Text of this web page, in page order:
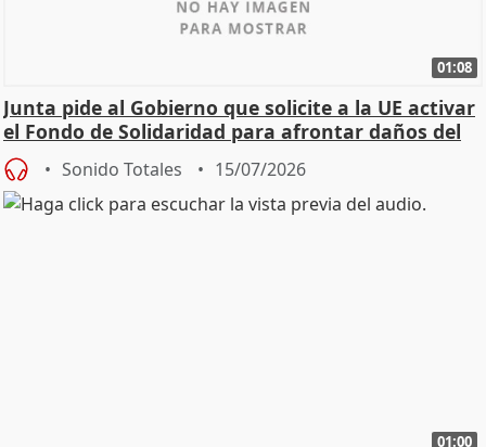
01:08
Junta pide al Gobierno que solicite a la UE activar
el Fondo de Solidaridad para afrontar daños del
Sonido Totales 15/07/2026
01:00